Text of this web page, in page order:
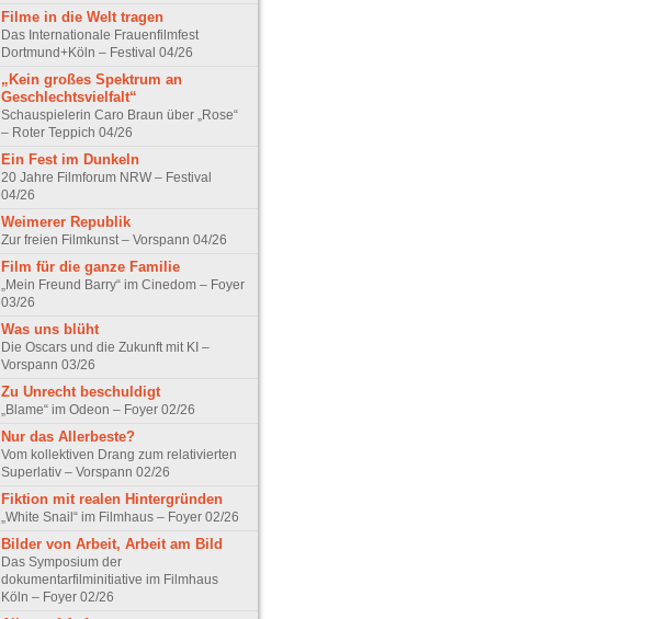
Filme in die Welt tragen
Das Internationale Frauenfilmfest
Dortmund+Köln – Festival 04/26
„Kein großes Spektrum an
Geschlechtsvielfalt“
Schauspielerin Caro Braun über „Rose“
– Roter Teppich 04/26
Ein Fest im Dunkeln
20 Jahre Filmforum NRW – Festival
04/26
Weimerer Republik
Zur freien Filmkunst – Vorspann 04/26
Film für die ganze Familie
„Mein Freund Barry“ im Cinedom – Foyer
03/26
Was uns blüht
Die Oscars und die Zukunft mit KI –
Vorspann 03/26
Zu Unrecht beschuldigt
„Blame“ im Odeon – Foyer 02/26
Nur das Allerbeste?
Vom kollektiven Drang zum relativierten
Superlativ – Vorspann 02/26
Fiktion mit realen Hintergründen
„White Snail“ im Filmhaus – Foyer 02/26
Bilder von Arbeit, Arbeit am Bild
Das Symposium der
dokumentarfilminitiative im Filmhaus
Köln – Foyer 02/26